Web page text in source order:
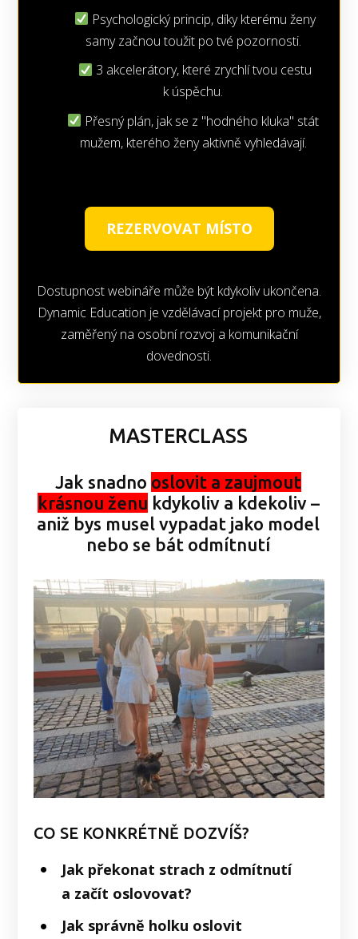
Psychologický princip, díky kterému ženy
samy začnou toužit po tvé pozornosti.
3 akcelerátory, které zrychlí tvou cestu
k úspěchu.
Přesný plán, jak se z "hodného kluka" stát
mužem, kterého ženy aktivně vyhledávají.
REZERVOVAT MÍSTO
Dostupnost webináře může být kdykoliv ukončena.
Dynamic Education je vzdělávací projekt pro muže,
zaměřený na osobní rozvoj a komunikační
dovednosti.
MASTERCLASS
Jak snadno oslovit a zaujmout
krásnou ženu kdykoliv a kdekoliv –
aniž bys musel vypadat jako model
nebo se bát odmítnutí
CO SE KONKRÉTNĚ DOZVÍŠ?
Jak překonat strach z odmítnutí
a začít oslovovat?
Jak správně holku oslovit